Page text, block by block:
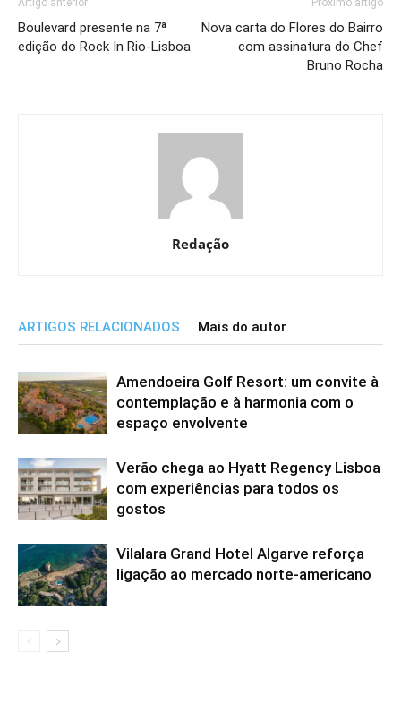
Artigo anterior
Boulevard presente na 7ª
edição do Rock In Rio-Lisboa
Próximo artigo
Nova carta do Flores do Bairro
com assinatura do Chef
Bruno Rocha
Redação
ARTIGOS RELACIONADOS Mais do autor
Amendoeira Golf Resort: um convite à
contemplação e à harmonia com o
espaço envolvente
Verão chega ao Hyatt Regency Lisboa
com experiências para todos os
gostos
Vilalara Grand Hotel Algarve reforça
ligação ao mercado norte-americano